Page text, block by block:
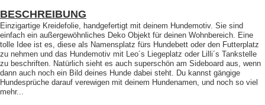
BESCHREIBUNG
Einzigartige Kreidefolie, handgefertigt mit deinem Hundemotiv. Sie sind
einfach ein außergewöhnliches Deko Objekt für deinen Wohnbereich. Eine
tolle Idee ist es, diese als Namensplatz fürs Hundebett oder den Futterplatz
zu nehmen und das Hundemotiv mit Leo´s Liegeplatz oder Lilli´s Tankstelle
zu beschriften. Natürlich sieht es auch superschön am Sideboard aus, wenn
dann auch noch ein Bild deines Hunde dabei steht. Du kannst gängige
Hundesprüche darauf verewigen mit deinem Hundenamen, und noch so viel
mehr...